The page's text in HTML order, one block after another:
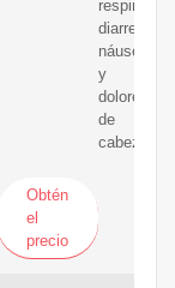
diarrea,
náuseas
y
dolores
de
cabeza.
Obtén
el
precio